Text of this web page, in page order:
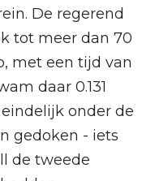
De regerend
tot meer dan 70
met een tijd van
daar 0.131
onder de
gedoken - iets
de tweede